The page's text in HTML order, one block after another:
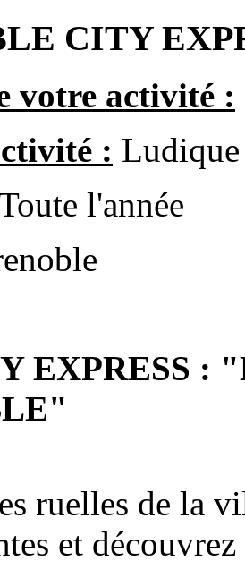
CITY
votre activité :
: Ludique
l'année
EXPRESS :
ruelles de la
et